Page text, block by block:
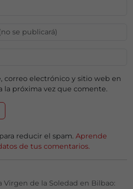
correo electrónico y sitio web en
la próxima vez que comente.
reducir el spam. Aprende
de tus comentarios.
Virgen de la Soledad en Bilbao: